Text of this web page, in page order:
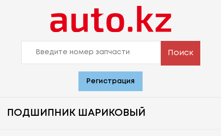
Поиск
Регистрация
ПОДШИПНИК ШАРИКОВЫЙ